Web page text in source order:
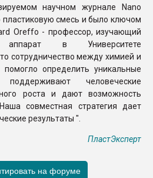
научном журнале Nano
пластиковую смесь и было ключом
Oreffo - профессор, изучающий
аппарат в Университете
сотрудничество между химией и
определить уникальные
человеческие
роста и дают возможность
совместная стратегия дает
результаты ".
ПластЭксперт